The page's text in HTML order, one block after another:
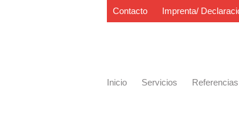
Contacto Imprenta/
Inicio Servicios Referencias